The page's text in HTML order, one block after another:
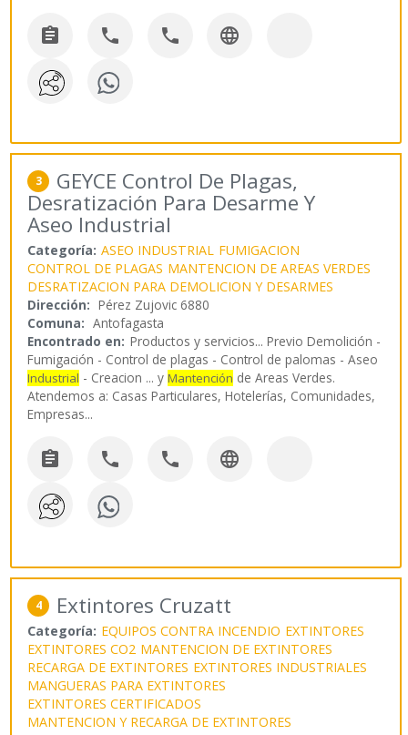
   
3 GEYCE Control De Plagas,
Desratización Para Desarme Y
Aseo Industrial
Categoría: ASEO INDUSTRIAL FUMIGACION
CONTROL DE PLAGAS MANTENCION DE AREAS VERDES
DESRATIZACION PARA DEMOLICION Y DESARMES
Dirección: Pérez Zujovic 6880
Comuna: Antofagasta
Encontrado en: Productos y servicios...Previo Demolición -
Fumigación - Control de plagas - Control de palomas - Aseo
Industrial - Creacion ... yMantención de Areas Verdes.
Atendemos a: Casas Particulares, Hotelerías, Comunidades,
Empresas...
   
4 Extintores Cruzatt
Categoría: EQUIPOS CONTRA INCENDIO EXTINTORES
EXTINTORES CO2 MANTENCION DE EXTINTORES
RECARGA DE EXTINTORES EXTINTORES INDUSTRIALES
MANGUERAS PARA EXTINTORES
EXTINTORES CERTIFICADOS
MANTENCION Y RECARGA DE EXTINTORES